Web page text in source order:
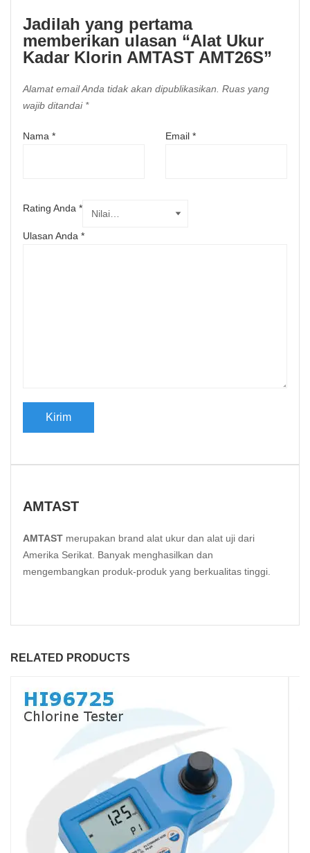
Jadilah yang pertama
memberikan ulasan “Alat Ukur
Kadar Klorin AMTAST AMT26S”
Alamat email Anda tidak akan dipublikasikan. Ruas yang
wajib ditandai *
Nama * Email *
Rating Anda *
Ulasan Anda *
AMTAST
AMTAST merupakan brand alat ukur dan alat uji dari
Amerika Serikat. Banyak menghasilkan dan
mengembangkan produk-produk yang berkualitas tinggi.
RELATED PRODUCTS